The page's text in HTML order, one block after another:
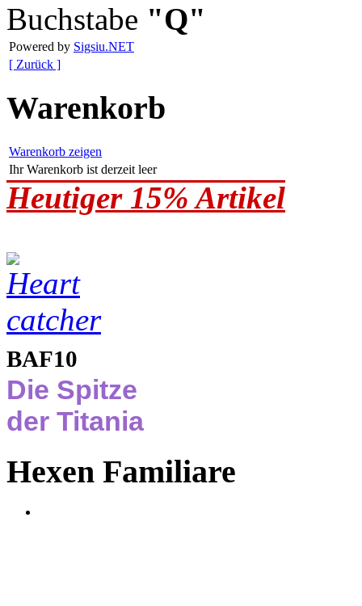
Buchstabe "Q"
Powered by Sigsiu.NET
[ Zurück ]
Warenkorb
Warenkorb zeigen
Ihr Warenkorb ist derzeit leer
Heutiger 15% Artikel
BAF10
Die Spitze
der Titania
Hexen Familiare